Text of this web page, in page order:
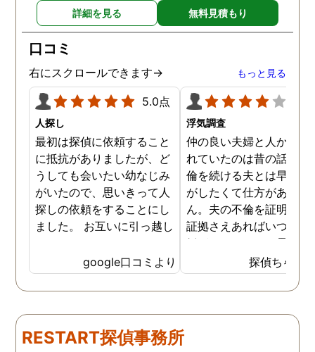
詳細を見る 無料見積もり
口コミ
右にスクロールできます→ もっと見る
5.0点
人探し
最初は探偵に依頼すること
に抵抗がありましたが、ど
うしても会いたい幼なじみ
がいたので、思いきって人
探しの依頼をすることにし
ました。 お互いに引っ越し
いる情報も少なかったの
で、難しいかなと思ってい
たのですが、見事に探して
ました。うれしくてお互い
に涙の再会でした。 対応し
google口コミより
浮気調査
仲の良い夫婦と人から言
れていたのは昔の話で、
倫を続ける夫とは早く離
がしたくて仕方がありま
ん。夫の不倫を証明でき
証拠さえあればいつでも
婚ができるのにと愚痴を
ぼしていると、姉が探偵
不倫の証拠集めを依頼し
くれました。探偵事務所
にも関わらず、相談員の
探偵ちゃん
RESTART探偵事務所